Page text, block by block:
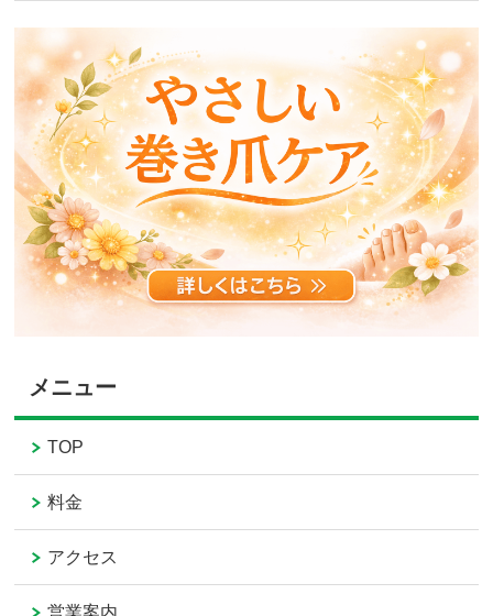
メニュー
TOP
料金
アクセス
営業案内